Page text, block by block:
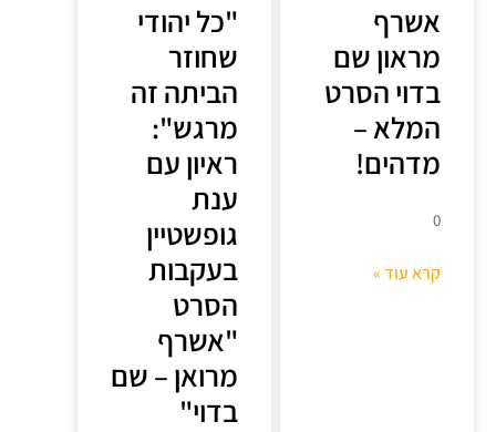
אשרף
מראון שם
בדוי הסרט
המלא –
מדהים!
0
קרא עוד »
"כל יהודי
שחוזר
הביתה זה
מרגש":
ראיון עם
ענת
גופשטיין
בעקבות
הסרט
"אשרף
מרואן – שם
בדוי"